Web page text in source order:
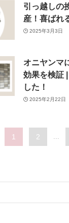
引っ越しの
産！喜ばれ
2025年3月3日
オニヤンマ
効果を検証
した！
2025年2月22日
1 2